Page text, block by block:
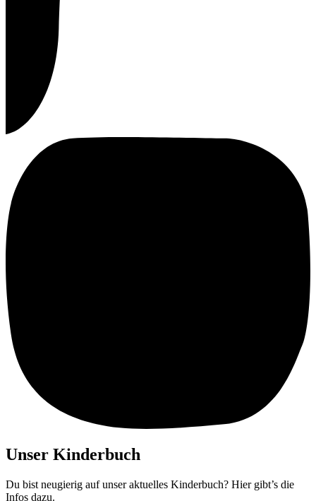
Unser Kinderbuch
Du bist neugierig auf unser aktuelles Kinderbuch? Hier gibt’s die
Infos dazu.